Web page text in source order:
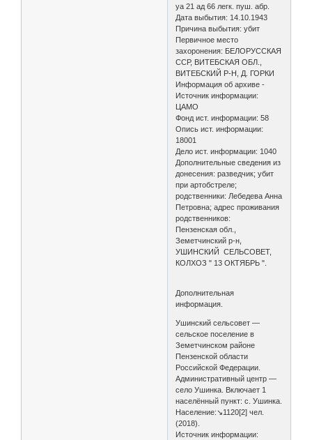
уа 21 ад 66 легк. пуш. абр.
Дата выбытия: 14.10.1943
Причина выбытия: убит
Первичное место
захоронения: БЕЛОРУССКАЯ
ССР, ВИТЕБСКАЯ ОБЛ.,
ВИТЕБСКИЙ Р-Н, Д. ГОРКИ
Информация об архиве -
Источник информации:
ЦАМО
Фонд ист. информации: 58
Опись ист. информации:
18001
Дело ист. информации: 1040
Дополнительные сведения из
донесения: разведчик; убит
при артобстреле;
родственники: Лебедева Анна
Петровна; адрес проживания
родственников:
Пензенская обл.,
Земетчинский р-н,
УШИНСКИЙ СЕЛЬСОВЕТ,
КОЛХОЗ " 13 ОКТЯБРЬ ".
Дополнительная
информация.
Ушинский сельсовет —
сельское поселение в
Земетчинском районе
Пензенской области
Российской Федерации.
Административный центр —
село Ушинка. Включает 1
населённый пункт: с. Ушинка.
Население:↘1120[2] чел.
(2018).
Источник информации: